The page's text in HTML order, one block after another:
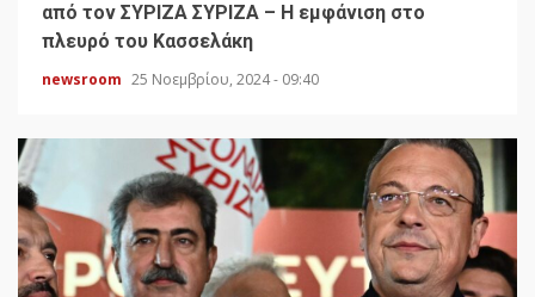
από τον ΣΥΡΙΖΑ ΣΥΡΙΖΑ – Η εμφάνιση στο
πλευρό του Κασσελάκη
newsroom 25 Νοεμβρίου, 2024 - 09:40